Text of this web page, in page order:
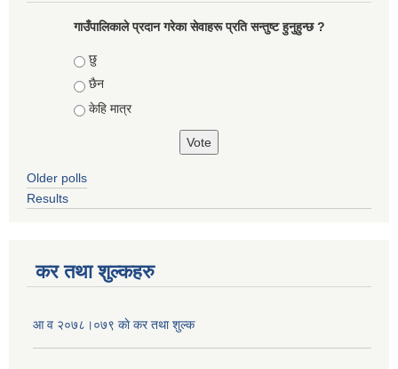
गाउँपालिकाले प्रदान गरेका सेवाहरू प्रति सन्तुष्ट हुनुहुन्छ ?
Choices
छु
छैन
केहि मात्र
Older polls
Results
कर तथा शुल्कहरु
आ व २०७८।०७९ काे कर तथा शुल्क